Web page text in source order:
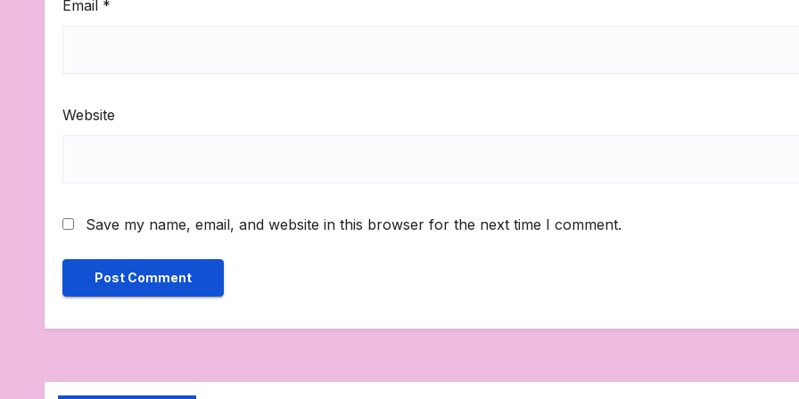
Email *
Website
Save my name, email, and website in this browser for the next time I comment.